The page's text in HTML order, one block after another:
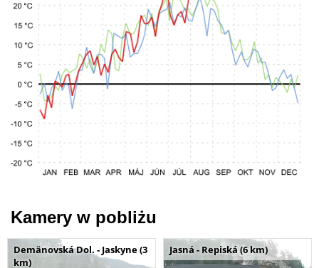
Kamery w pobliżu
Demänovská Dol. - Jaskyne (3
km)
Jasná - Repiská (6 km)